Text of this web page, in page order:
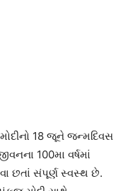
મોદીનો 18 જૂને જન્મદિવસ
100મા વર્ષમાં
છતાં સંપૂર્ણ સ્વસ્થ છે.